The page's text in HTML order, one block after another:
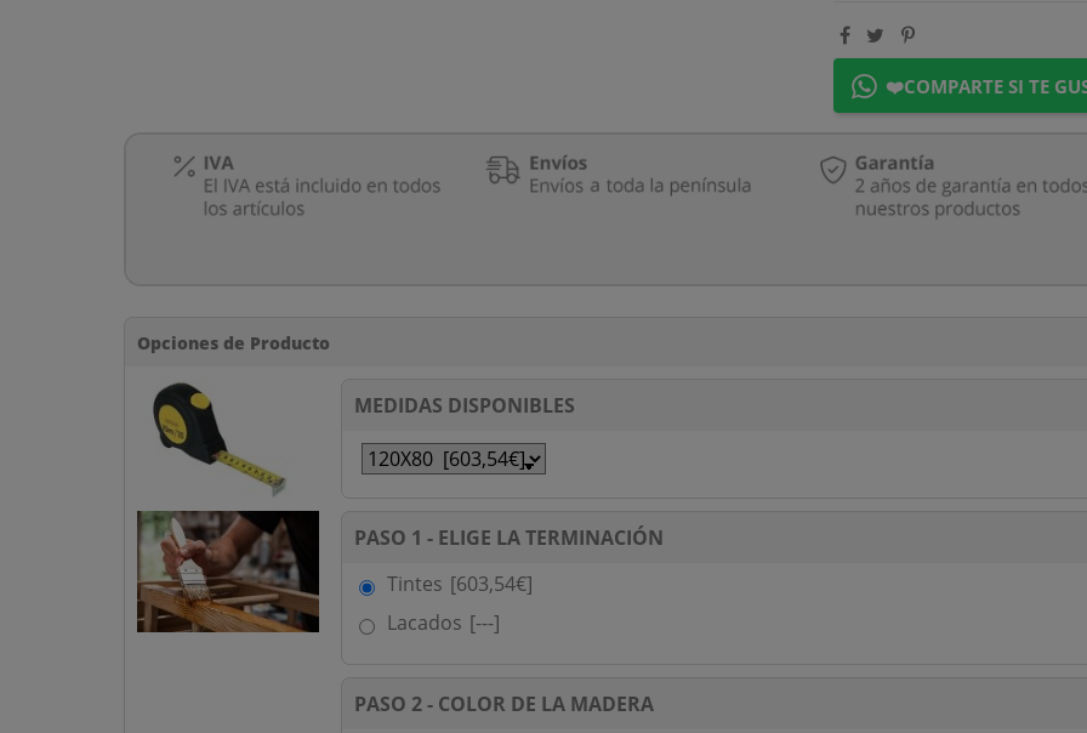
❤️COMPARTE SI TE
Opciones de Producto
MEDIDAS DISPONIBLES
PASO 1 - ELIGE LA TERMINACIÓN
Tintes [603,54€]
Lacados [---]
PASO 2 - COLOR DE LA MADERA